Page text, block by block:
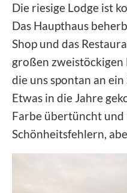
Die riesige Lodge ist
Das Haupthaus
Shop und das
großen
die uns spontan an
Etwas in die Jahre
Farbe übertüncht
Schönheitsfehlern,